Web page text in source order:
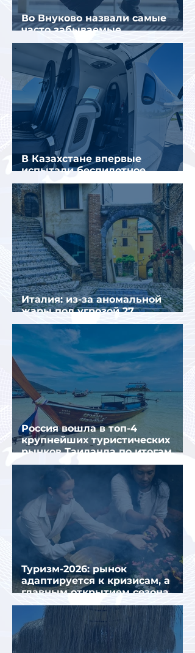
Во Внуково назвали самые
часто забываемые
пассажирами вещи
В Казахстане впервые
испытали беспилотное
аэротакси с пассажирами
Италия: из-за аномальной
жары под угрозой 27
крупнейших городов
Россия вошла в топ-4
крупнейших туристических
рынков Таиланда по итогам
семи месяцев 2026 года
Туризм-2026: рынок
адаптируется к кризисам, а
главным открытием сезона
стал Вьетнам